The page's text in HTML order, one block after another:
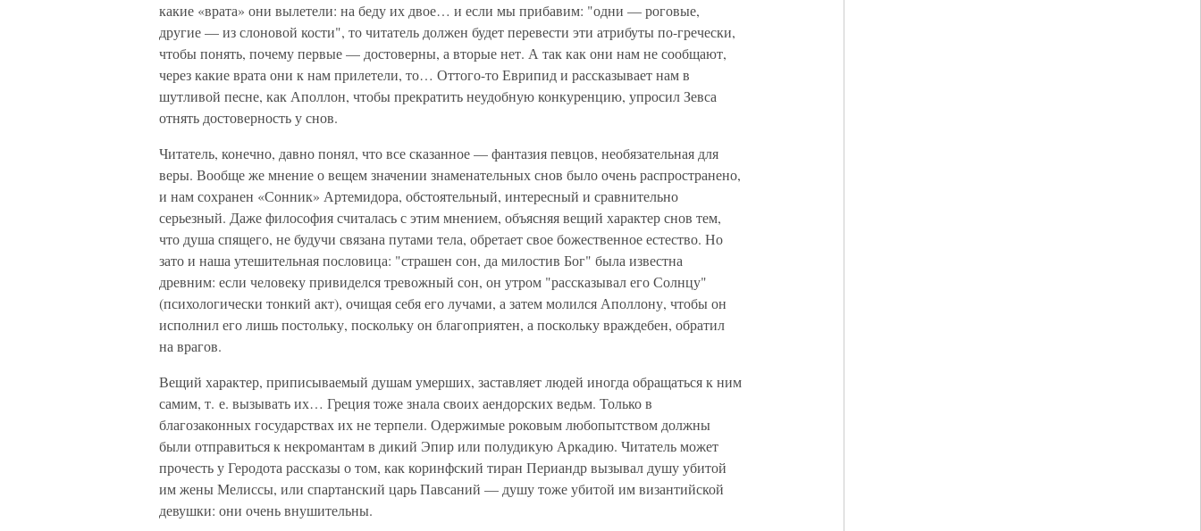
какие «врата» они вылетели: на беду их двое… и если мы прибавим: "одни — роговые,
другие — из слоновой кости", то читатель должен будет перевести эти атрибуты по-гречески,
чтобы понять, почему первые — достоверны, а вторые нет. А так как они нам не сообщают,
через какие врата они к нам прилетели, то… Оттого-то Еврипид и рассказывает нам в
шутливой песне, как Аполлон, чтобы прекратить неудобную конкуренцию, упросил Зевса
отнять достоверность у снов.
Читатель, конечно, давно понял, что все сказанное — фантазия певцов, необязательная для
веры. Вообще же мнение о вещем значении знаменательных снов было очень распространено,
и нам сохранен «Сонник» Артемидора, обстоятельный, интересный и сравнительно
серьезный. Даже философия считалась с этим мнением, объясняя вещий характер снов тем,
что душа спящего, не будучи связана путами тела, обретает свое божественное естество. Но
зато и наша утешительная пословица: "страшен сон, да милостив Бог" была известна
древним: если человеку привиделся тревожный сон, он утром "рассказывал его Солнцу"
(психологически тонкий акт), очищая себя его лучами, а затем молился Аполлону, чтобы он
исполнил его лишь постольку, поскольку он благоприятен, а поскольку враждебен, обратил
на врагов.
Вещий характер, приписываемый душам умерших, заставляет людей иногда обращаться к ним
самим, т. е. вызывать их… Греция тоже знала своих аендорских ведьм. Только в
благозаконных государствах их не терпели. Одержимые роковым любопытством должны
были отправиться к некромантам в дикий Эпир или полудикую Аркадию. Читатель может
прочесть у Геродота рассказы о том, как коринфский тиран Периандр вызывал душу убитой
им жены Мелиссы, или спартанский царь Павсаний — душу тоже убитой им византийской
девушки: они очень внушительны.